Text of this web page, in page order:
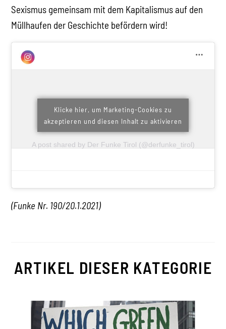
Sexismus gemeinsam mit dem Kapitalismus auf den
Müllhaufen der Geschichte befördern wird!
A post shared by Der Funke Tirol (@derfunke_tirol)
Klicke hier, um Marketing-Cookies zu
akzeptieren und diesen Inhalt zu aktivieren
(Funke Nr. 190/20.1.2021)
ARTIKEL DIESER KATEGORIE